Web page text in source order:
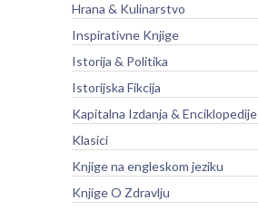
Hrana & Kulinarstvo
Inspirativne Knjige
Istorija & Politika
Istorijska Fikcija
Kapitalna Izdanja & Enciklopedije
Klasici
Knjige na engleskom jeziku
Knjige O Zdravlju